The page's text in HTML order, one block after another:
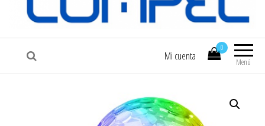
COMPEL Electrónica COMPEL
Menú
0
Mi cuenta